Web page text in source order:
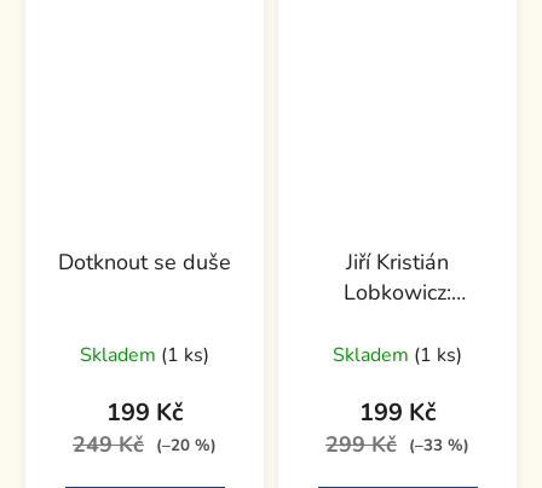
Dotknout se duše
Skladem (1 ks)
199 Kč
249 Kč (–20 %)
Jiří Kristián
Lobkowicz:
závodníka
Skladem (1 ks)
199 Kč
299 Kč (–33 %)